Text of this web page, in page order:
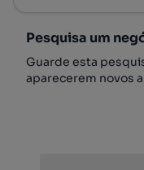
Pesquisa um
Guarde esta
aparecerem novos